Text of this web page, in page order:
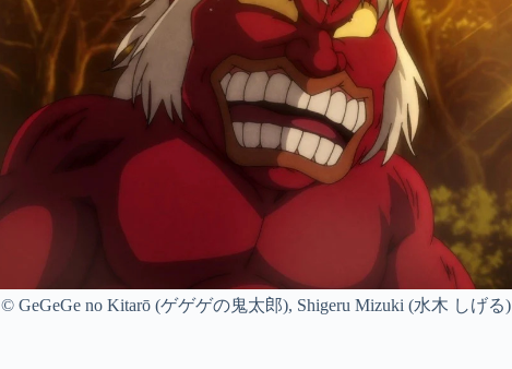
© GeGeGe no Kitarō (ゲゲゲの鬼太郎), Shigeru Mizuki (水木 しげる)